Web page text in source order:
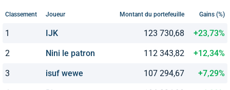
Classement Joueur Montant du portefeuille Gains (%)
1 IJK 123 730,68 +23,73%
2 Nini le patron 112 343,82 +12,34%
3 isuf wewe 107 294,67 +7,29%